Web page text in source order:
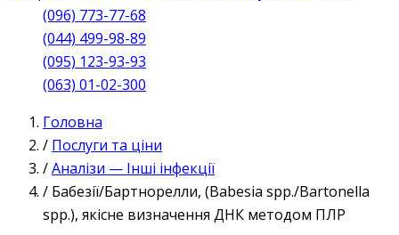
(096) 773-77-68
(044) 499-98-89
(095) 123-93-93
(063) 01-02-300
Головна
/ Послуги та ціни
/Аналізи — Інші інфекції
/ Бабезії/Бартнорелли, (Babesia spp./Bartonella
spp.), якісне визначення ДНК методом ПЛР